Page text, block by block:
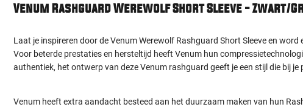
Venum Rashguard Werewolf Short Sleeve - Zwart/
Laat je inspireren door de Venum Werewolf Rashguard Short Sleeve en word
Voor beterde prestaties en hersteltijd heeft Venum hun
authentiek, het ontwerp van deze Venum rashguard geeft je een stijl die bij je
Venum heeft extra aandacht besteed aan het duurzaam maken van hun